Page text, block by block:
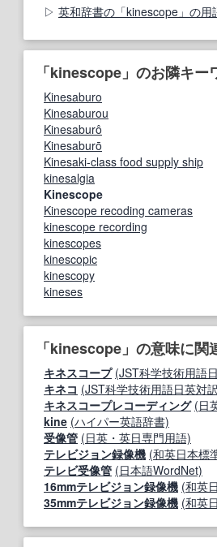
英和辞書の「kinescope」の用
「kinescope」のお隣キー
Kinesaburo
Kinesaburou
Kinesaburô
Kinesaburō
Kinesaki-class food supply ship
kinesalgia
Kinescope
Kinescope recoding cameras
kinescope recording
kinescopes
kinescopic
kinescopy
kineses
「kinescope」の意味に関
キネスコープ (JST科学技術用語
キネコ (JST科学技術用語日英対
キネスコープレコーディング (日
kine (ハイパー英語辞書)
受像管 (日英・英日専門用語)
テレビジョン録像機 (和英日本標
テレビ受像管 (日本語WordNet)
16mmテレビジョン録像機 (和英
35mmテレビジョン録像機 (和英